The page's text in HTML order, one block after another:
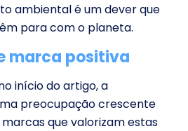
ambiental é um dever que
para com o planeta.
marca positiva
início do artigo, a
preocupação crescente
que valorizam estas